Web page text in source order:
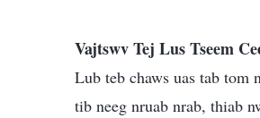
Vajtswv Tej Lus Tseem
Lub teb chaws uas tab tom
tib neeg nruab nrab, thiab